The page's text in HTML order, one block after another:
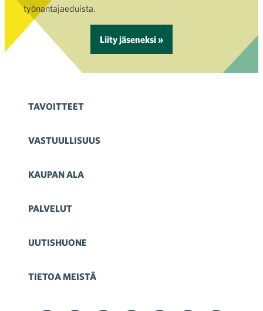
työnantajaeduista.
Liity jäseneksi »
TAVOITTEET
VASTUULLISUUS
KAUPAN ALA
PALVELUT
UUTISHUONE
TIETOA MEISTÄ